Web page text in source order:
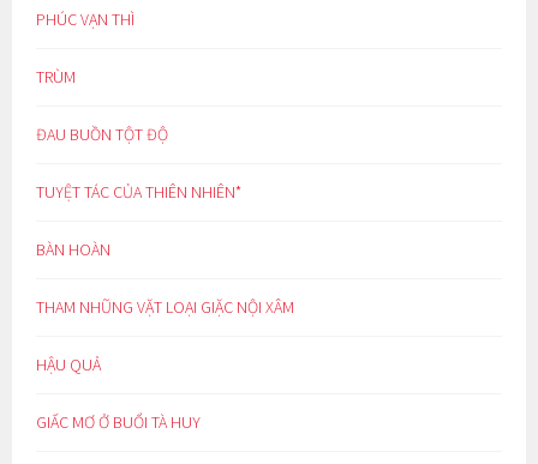
PHÚC VẠN THÌ
TRÙM
ĐAU BUỒN TỘT ĐỘ
TUYỆT TÁC CỦA THIÊN NHIÊN*
BÀN HOÀN
THAM NHŨNG VẶT LOẠI GIẶC NỘI XÂM
HẬU QUẢ
GIẤC MƠ Ở BUỔI TÀ HUY